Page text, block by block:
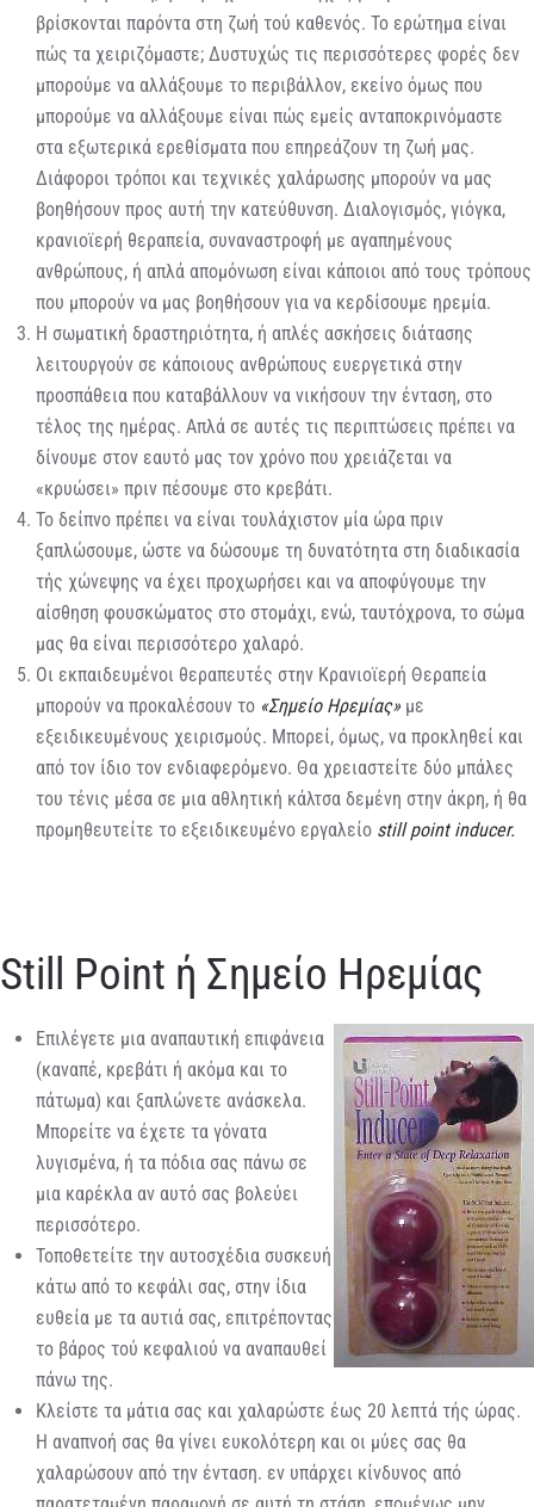
βρίσκονται παρόντα στη ζωή τού καθενός. Το ερώτημα είναι
πώς τα χειριζόμαστε; Δυστυχώς τις περισσότερες φορές δεν
μπορούμε να αλλάξουμε το περιβάλλον, εκείνο όμως που
μπορούμε να αλλάξουμε είναι πώς εμείς ανταποκρινόμαστε
στα εξωτερικά ερεθίσματα που επηρεάζουν τη ζωή μας.
Διάφοροι τρόποι και τεχνικές χαλάρωσης μπορούν να μας
βοηθήσουν προς αυτή την κατεύθυνση. Διαλογισμός, γιόγκα,
κρανιοϊερή θεραπεία, συναναστροφή με αγαπημένους
ανθρώπους, ή απλά απομόνωση είναι κάποιοι από τους τρόπους
που μπορούν να μας βοηθήσουν για να κερδίσουμε ηρεμία.
Η σωματική δραστηριότητα, ή απλές ασκήσεις διάτασης
λειτουργούν σε κάποιους ανθρώπους ευεργετικά στην
προσπάθεια που καταβάλλουν να νικήσουν την ένταση, στο
τέλος της ημέρας. Απλά σε αυτές τις περιπτώσεις πρέπει να
δίνουμε στον εαυτό μας τον χρόνο που χρειάζεται να
«κρυώσει» πριν πέσουμε στο κρεβάτι.
Το δείπνο πρέπει να είναι τουλάχιστον μία ώρα πριν
ξαπλώσουμε, ώστε να δώσουμε τη δυνατότητα στη διαδικασία
τής χώνεψης να έχει προχωρήσει και να αποφύγουμε την
αίσθηση φουσκώματος στο στομάχι, ενώ, ταυτόχρονα, το σώμα
μας θα είναι περισσότερο χαλαρό.
Οι εκπαιδευμένοι θεραπευτές στην Κρανιοϊερή Θεραπεία
μπορούν να προκαλέσουν το «Σημείο Ηρεμίας»με
εξειδικευμένους χειρισμούς. Μπορεί, όμως, να προκληθεί και
από τον ίδιο τον ενδιαφερόμενο. Θα χρειαστείτε δύο μπάλες
του τένις μέσα σε μια αθλητική κάλτσα δεμένη στην άκρη, ή θα
προμηθευτείτε το εξειδικευμένο εργαλείο still point inducer.
Still Point ή Σημείο Ηρεμίας
Επιλέγετε μια αναπαυτική επιφάνεια
(καναπέ, κρεβάτι ή ακόμα και το
πάτωμα) και ξαπλώνετε ανάσκελα.
Μπορείτε να έχετε τα γόνατα
λυγισμένα, ή τα πόδια σας πάνω σε
μια καρέκλα αν αυτό σας βολεύει
περισσότερο.
Τοποθετείτε την αυτοσχέδια συσκευή
κάτω από το κεφάλι σας, στην ίδια
ευθεία με τα αυτιά σας, επιτρέποντας
το βάρος τού κεφαλιού να αναπαυθεί
πάνω της.
Κλείστε τα μάτια σας και χαλαρώστε έως 20 λεπτά τής ώρας.
Η αναπνοή σας θα γίνει ευκολότερη και οι μύες σας θα
χαλαρώσουν από την ένταση. εν υπάρχει κίνδυνος από